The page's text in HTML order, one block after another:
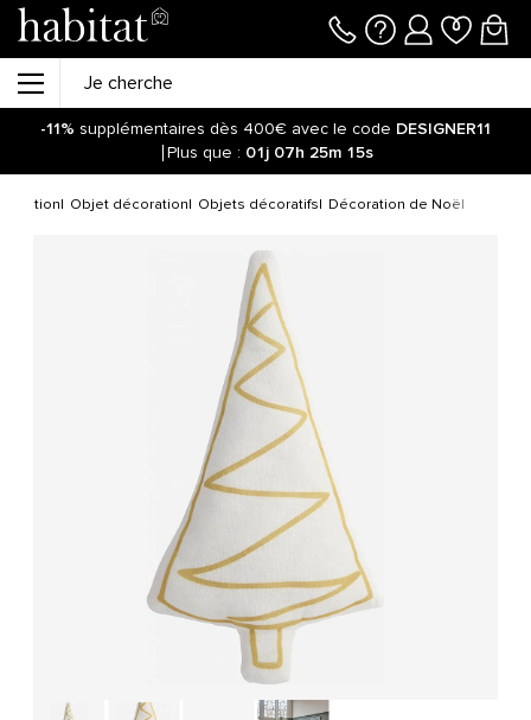
-11% supplémentaires dès 400€ avec le code DESIGNER11
Plus que : 01j 07h 25m 15s
Objet décoration Objets décoratifs Décoration de Noël